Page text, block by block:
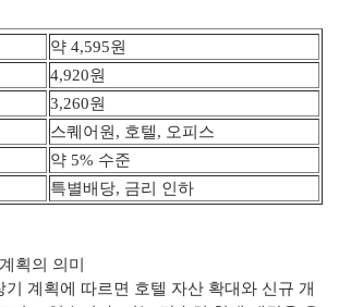
약 4,595원
4,920원
3,260원
스퀘어원, 호텔, 오피스
약 5% 수준
특별배당, 금리 인하
획의 의미
기 계획에 따르면 호텔 자산 확대와 신규 개